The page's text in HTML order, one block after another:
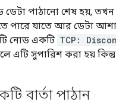
পাঠানো শেষ হয়, তখন
পারে যাতে আর ডেটা
নোড একটি TCP:
হলে এটি সুপারিশ করা হয়
বার্তা পাঠান